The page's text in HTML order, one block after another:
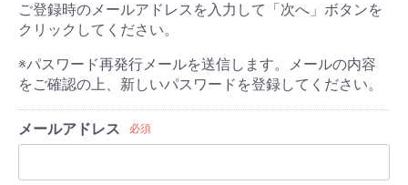
ご登録時のメールアドレスを入力して「次へ」ボタンを
クリックしてください。
※パスワード再発行メールを送信します。メールの内容
をご確認の上、新しいパスワードを登録してください。
メールアドレス 必須